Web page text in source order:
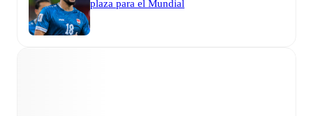
plaza para el Mundial